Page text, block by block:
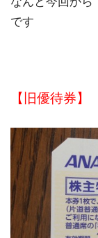
です
【旧優待券】